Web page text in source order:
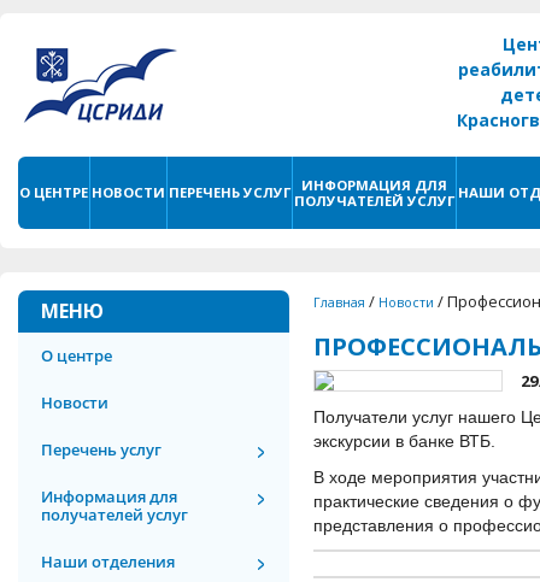
О ЦЕНТРЕ НОВОСТИ ПЕРЕЧЕНЬ УСЛУГ
ИНФОРМАЦИЯ ДЛЯ
ПОЛУЧАТЕЛЕЙ УСЛУГ НАШИ
МЕНЮ
О центре
Новости
Перечень услуг
Информация для
получателей услуг
Наши отделения
Главная / Новости /
Получатели услуг нашего
экскурсии в банке ВТБ.
В ходе мероприятия
практические сведения о
представления о